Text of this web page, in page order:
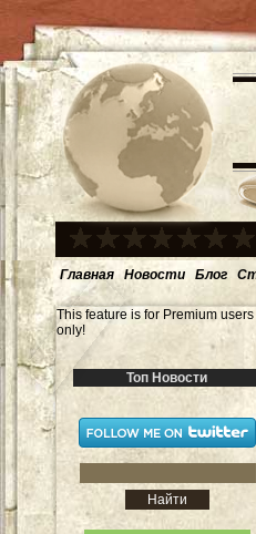
Главная Новости Блог
This feature is for Premium users
only!
Топ Новости